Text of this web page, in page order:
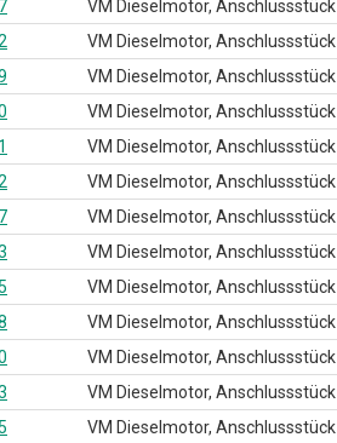
VM Dieselmotor, Anschlussstück
VM Dieselmotor, Anschlussstück
VM Dieselmotor, Anschlussstück
VM Dieselmotor, Anschlussstück
VM Dieselmotor, Anschlussstück
VM Dieselmotor, Anschlussstück
VM Dieselmotor, Anschlussstück
VM Dieselmotor, Anschlussstück
VM Dieselmotor, Anschlussstück
VM Dieselmotor, Anschlussstück
VM Dieselmotor, Anschlussstück
VM Dieselmotor, Anschlussstück
VM Dieselmotor, Anschlussstück